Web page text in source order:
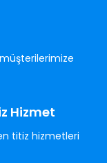
Hizmet
titiz hizmetleri